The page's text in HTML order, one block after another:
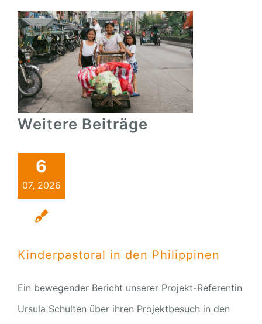
Weitere Beiträge
6
07, 2026
Kinderpastoral in den Philippinen
Ein bewegender Bericht unserer Projekt-Referentin
Ursula Schulten über ihren Projektbesuch in den